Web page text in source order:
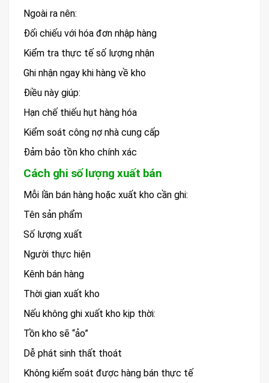
Ngoài ra nên:
Đối chiếu với hóa đơn nhập hàng
Kiểm tra thực tế số lượng nhận
Ghi nhận ngay khi hàng về kho
Điều này giúp:
Hạn chế thiếu hụt hàng hóa
Kiểm soát công nợ nhà cung cấp
Đảm bảo tồn kho chính xác
Cách ghi số lượng xuất bán
Mỗi lần bán hàng hoặc xuất kho cần ghi:
Tên sản phẩm
Số lượng xuất
Người thực hiện
Kênh bán hàng
Thời gian xuất kho
Nếu không ghi xuất kho kịp thời:
Tồn kho sẽ “ảo”
Dễ phát sinh thất thoát
Không kiểm soát được hàng bán thực tế